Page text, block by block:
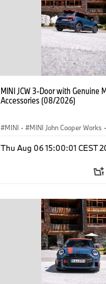
MINI JCW 3-Door with Genuine
Accessories (08/2026)
MINI · MINI John Cooper Works ·
Προαιρετικός εξοπλισμός, αξεσουάρ
Thu Aug 06 15:00:01 CEST